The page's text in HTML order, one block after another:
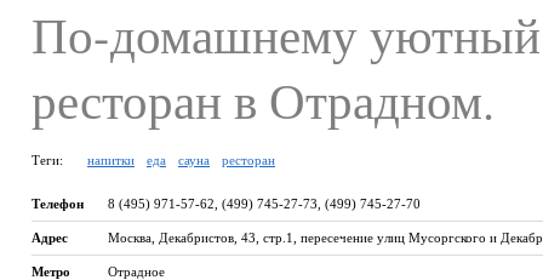
По-домашнему уютный
ресторан в Отрадном.
Теги: напитки еда сауна ресторан
Телефон 8 (495) 971-57-62, (499) 745-27-73, (499) 745-27-70
Адрес Москва Декабристов, 43, стр.1, пересечение улиц Мусоргского и
Метро Отрадное